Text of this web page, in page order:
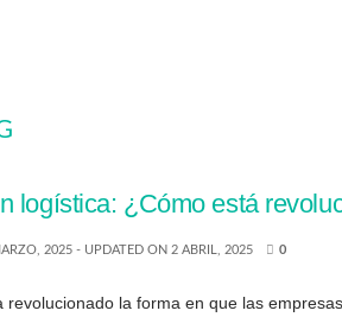
logística: ¿Cómo está
2025 - UPDATED ON 2 ABRIL, 2025 0
revolucionado la forma en que las